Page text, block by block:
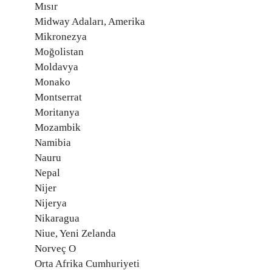
Mısır
Midway Adaları, Amerika
Mikronezya
Moğolistan
Moldavya
Monako
Montserrat
Moritanya
Mozambik
Namibia
Nauru
Nepal
Nijer
Nijerya
Nikaragua
Niue, Yeni Zelanda
Norveç O
Orta Afrika Cumhuriyeti